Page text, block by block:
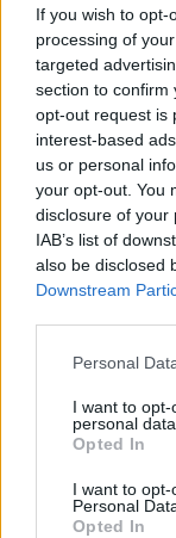
If you wish to
processing of
targeted
section to confirm
opt-out request is
interest-based
us or personal
your opt-out. You
disclosure of your
IAB’s list of
also be disclosed
Downstream
Please note that
not limited to
grant or deny
use your data for
consent section.
Personal
I want to
personal
Opted In
I want to
Personal
Opted In